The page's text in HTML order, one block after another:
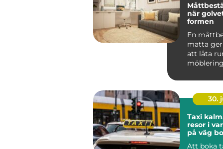
när
formen
En
matta
att låta
30.
Taxi kalmar
resor i
på väg
Att boka